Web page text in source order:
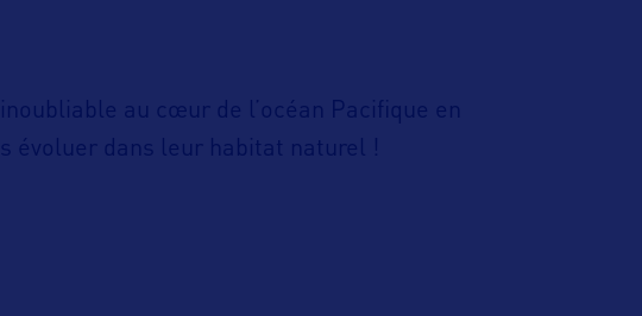
au cœur de l’océan Pacifique en
évoluer dans leur habitat naturel !